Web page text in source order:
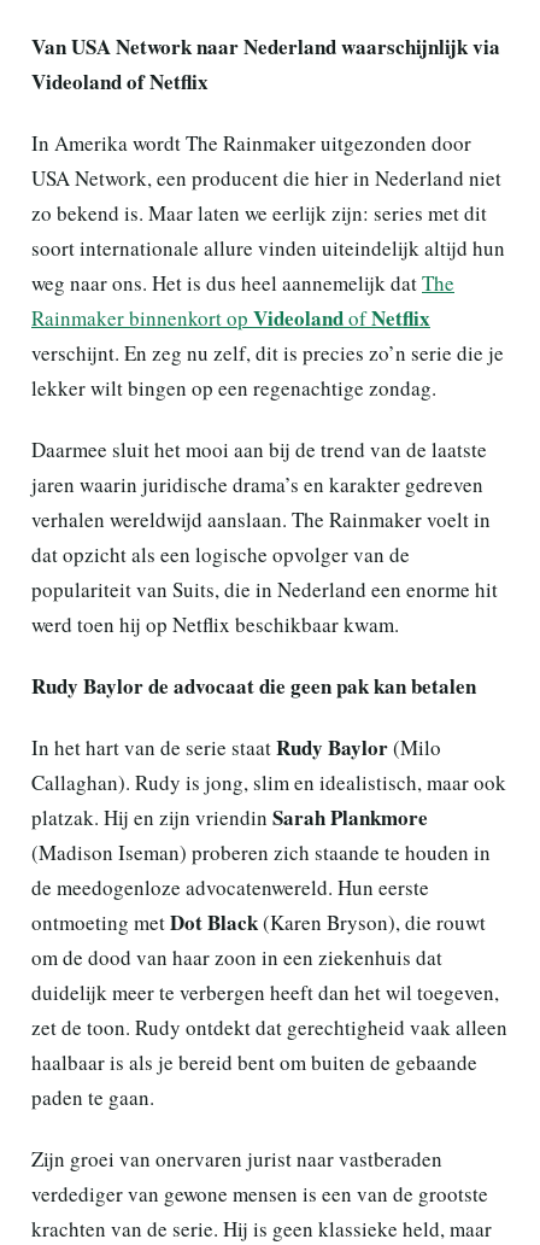
Van USA Network naar Nederland waarschijnlijk via
Videoland of Netflix
In Amerika wordt The Rainmaker uitgezonden door
USA Network, een producent die hier in Nederland niet
zo bekend is. Maar laten we eerlijk zijn: series met dit
soort internationale allure vinden uiteindelijk altijd hun
weg naar ons. Het is dus heel aannemelijk datThe
Rainmaker binnenkort op VideolandofNetflix
verschijnt. En zeg nu zelf, dit is precies zo’n serie die je
lekker wilt bingen op een regenachtige zondag.
Daarmee sluit het mooi aan bij de trend van de laatste
jaren waarin juridische drama’s en karakter gedreven
verhalen wereldwijd aanslaan. The Rainmaker voelt in
dat opzicht als een logische opvolger van de
populariteit van Suits, die in Nederland een enorme hit
werd toen hij op Netflix beschikbaar kwam.
Rudy Baylor de advocaat die geen pak kan betalen
In het hart van de serie staatRudy Baylor(Milo
Callaghan). Rudy is jong, slim en idealistisch, maar ook
platzak. Hij en zijn vriendin Sarah Plankmore
(Madison Iseman) proberen zich staande te houden in
de meedogenloze advocatenwereld. Hun eerste
ontmoeting metDot Black(Karen Bryson), die rouwt
om de dood van haar zoon in een ziekenhuis dat
duidelijk meer te verbergen heeft dan het wil toegeven,
zet de toon. Rudy ontdekt dat gerechtigheid vaak alleen
haalbaar is als je bereid bent om buiten de gebaande
paden te gaan.
Zijn groei van onervaren jurist naar vastberaden
verdediger van gewone mensen is een van de grootste
krachten van de serie. Hij is geen klassieke held, maar